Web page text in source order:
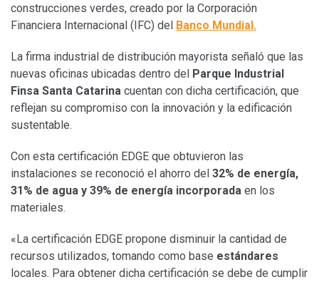
construcciones verdes, creado por la Corporación
Financiera Internacional (IFC) del Banco Mundial.
La firma industrial de distribución mayorista señaló que las
nuevas oficinas ubicadas dentro del Parque Industrial
Finsa Santa Catarina cuentan con dicha certificación, que
reflejan su compromiso con la innovación y la edificación
sustentable.
Con esta certificación EDGE que obtuvieron las
instalaciones se reconoció el ahorro del 32% de energía,
31% de agua y 39% de energía incorporada en los
materiales.
«La certificación EDGE propone disminuir la cantidad de
recursos utilizados, tomando como base estándares
locales. Para obtener dicha certificación se debe de cumplir